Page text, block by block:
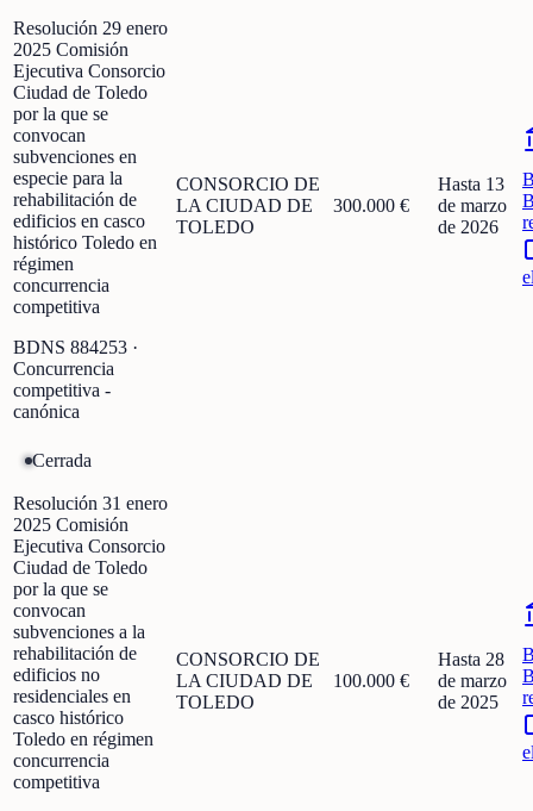
Resolución 29 enero
2025 Comisión
Ejecutiva Consorcio
Ciudad de Toledo
por la que se
convocan
subvenciones en
especie para la
rehabilitación de
edificios en casco
histórico Toledo en
régimen
concurrencia
competitiva
BDNS 884253 ·
Concurrencia
competitiva -
canónica
CONSORCIO DE
LA CIUDAD DE
TOLEDO
300.000 €
Hasta 13
de marzo
de 2026
Cerrada
Resolución 31 enero
2025 Comisión
Ejecutiva Consorcio
Ciudad de Toledo
por la que se
convocan
subvenciones a la
rehabilitación de
edificios no
residenciales en
casco histórico
Toledo en régimen
concurrencia
competitiva
CONSORCIO DE
LA CIUDAD DE
TOLEDO
100.000 €
Hasta 28
de marzo
de 2025